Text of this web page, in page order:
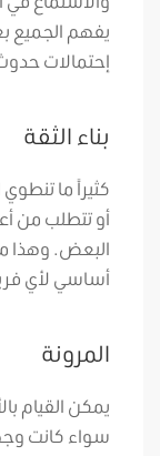
يفهم
إحتمالات
بناء الثقة
كثيراً ما
أو تتطلب من
البعض. وهذا
أساسي لأي
المرونة
يمكن القيام
سواء كانت